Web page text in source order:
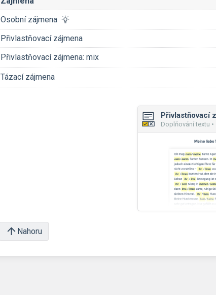
Osobní zájmena
Přivlastňovací zájmena
Přivlastňovací zájmena: mix
Tázací zájmena
Přivlastňovací
Doplňování textu •
Nahoru